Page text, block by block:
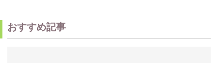
おすすめ記事